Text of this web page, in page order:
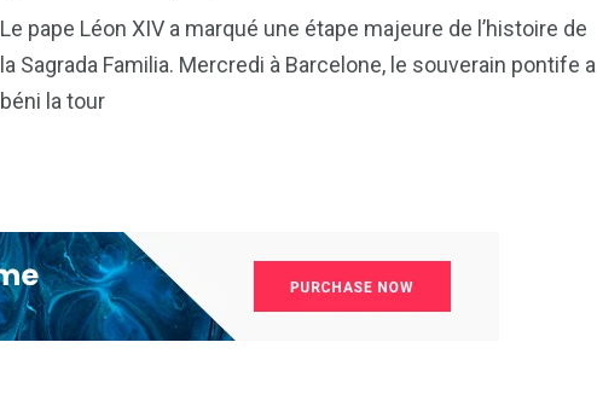
Le pape Léon XIV a marqué une étape majeure de l’histoire de
la Sagrada Familia. Mercredi à Barcelone, le souverain pontife a
béni la tour